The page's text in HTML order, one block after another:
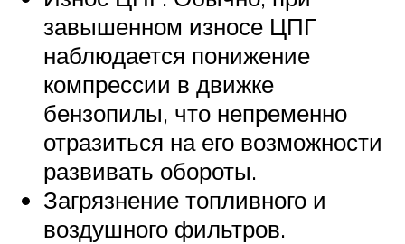
завышенном износе ЦПГ
наблюдается понижение
компрессии в движке
бензопилы, что непременно
отразиться на его возможности
развивать обороты.
Загрязнение топливного и
воздушного фильтров.